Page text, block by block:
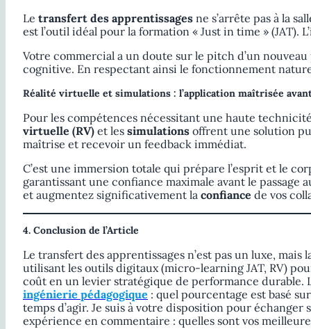
Le transfert des apprentissages ne s’arrête pas à la
est l’outil idéal pour la formation « Just in time »
Votre commercial a un doute sur le pitch d’un
cognitive. En respectant ainsi le fonctionnement
Réalité virtuelle et simulations : l’application maîtrisée
Pour les compétences nécessitant une haute
virtuelle (RV) et les simulations offrent une solution
maîtrise et recevoir un feedback immédiat.
C’est une immersion totale qui prépare l’esprit et le
garantissant une confiance maximale avant le
et augmentez significativement la confiance de vos
4. Conclusion de l’Article
Le transfert des apprentissages n’est pas un luxe,
utilisant les outils digitaux (micro-learning JAT, RV)
coût en un levier stratégique de performance durable.
ingénierie pédagogique : quel pourcentage est basé
temps d’agir. Je suis à votre disposition pour
expérience en commentaire : quelles sont vos